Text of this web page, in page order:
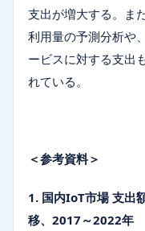
支出が増大する。ま
利用量の予測分析や
ービスに対する支出
れている。
＜参考資料＞
1. 国内IoT市場 支出
移、2017～2022年